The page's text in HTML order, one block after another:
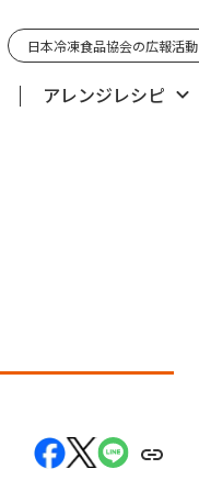
日本冷凍食品協会の広報活動
アレンジレシピ